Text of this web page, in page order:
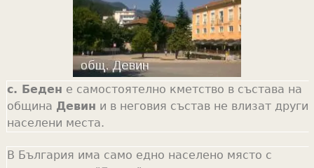
с. Беден е самостоятелно кметство в състава на
община Девин и в неговия състав не влизат други
населени места.
В България има само едно населено място с